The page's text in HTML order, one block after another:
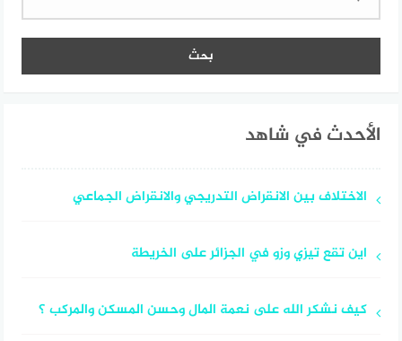
الأحدث في شاهد
الاختلاف بين الانقراض التدريجي والانقراض الجماعي
اين تقع تيزي وزو في الجزائر على الخريطة
كيف نشكر الله على نعمة المال وحسن المسكن والمركب ؟